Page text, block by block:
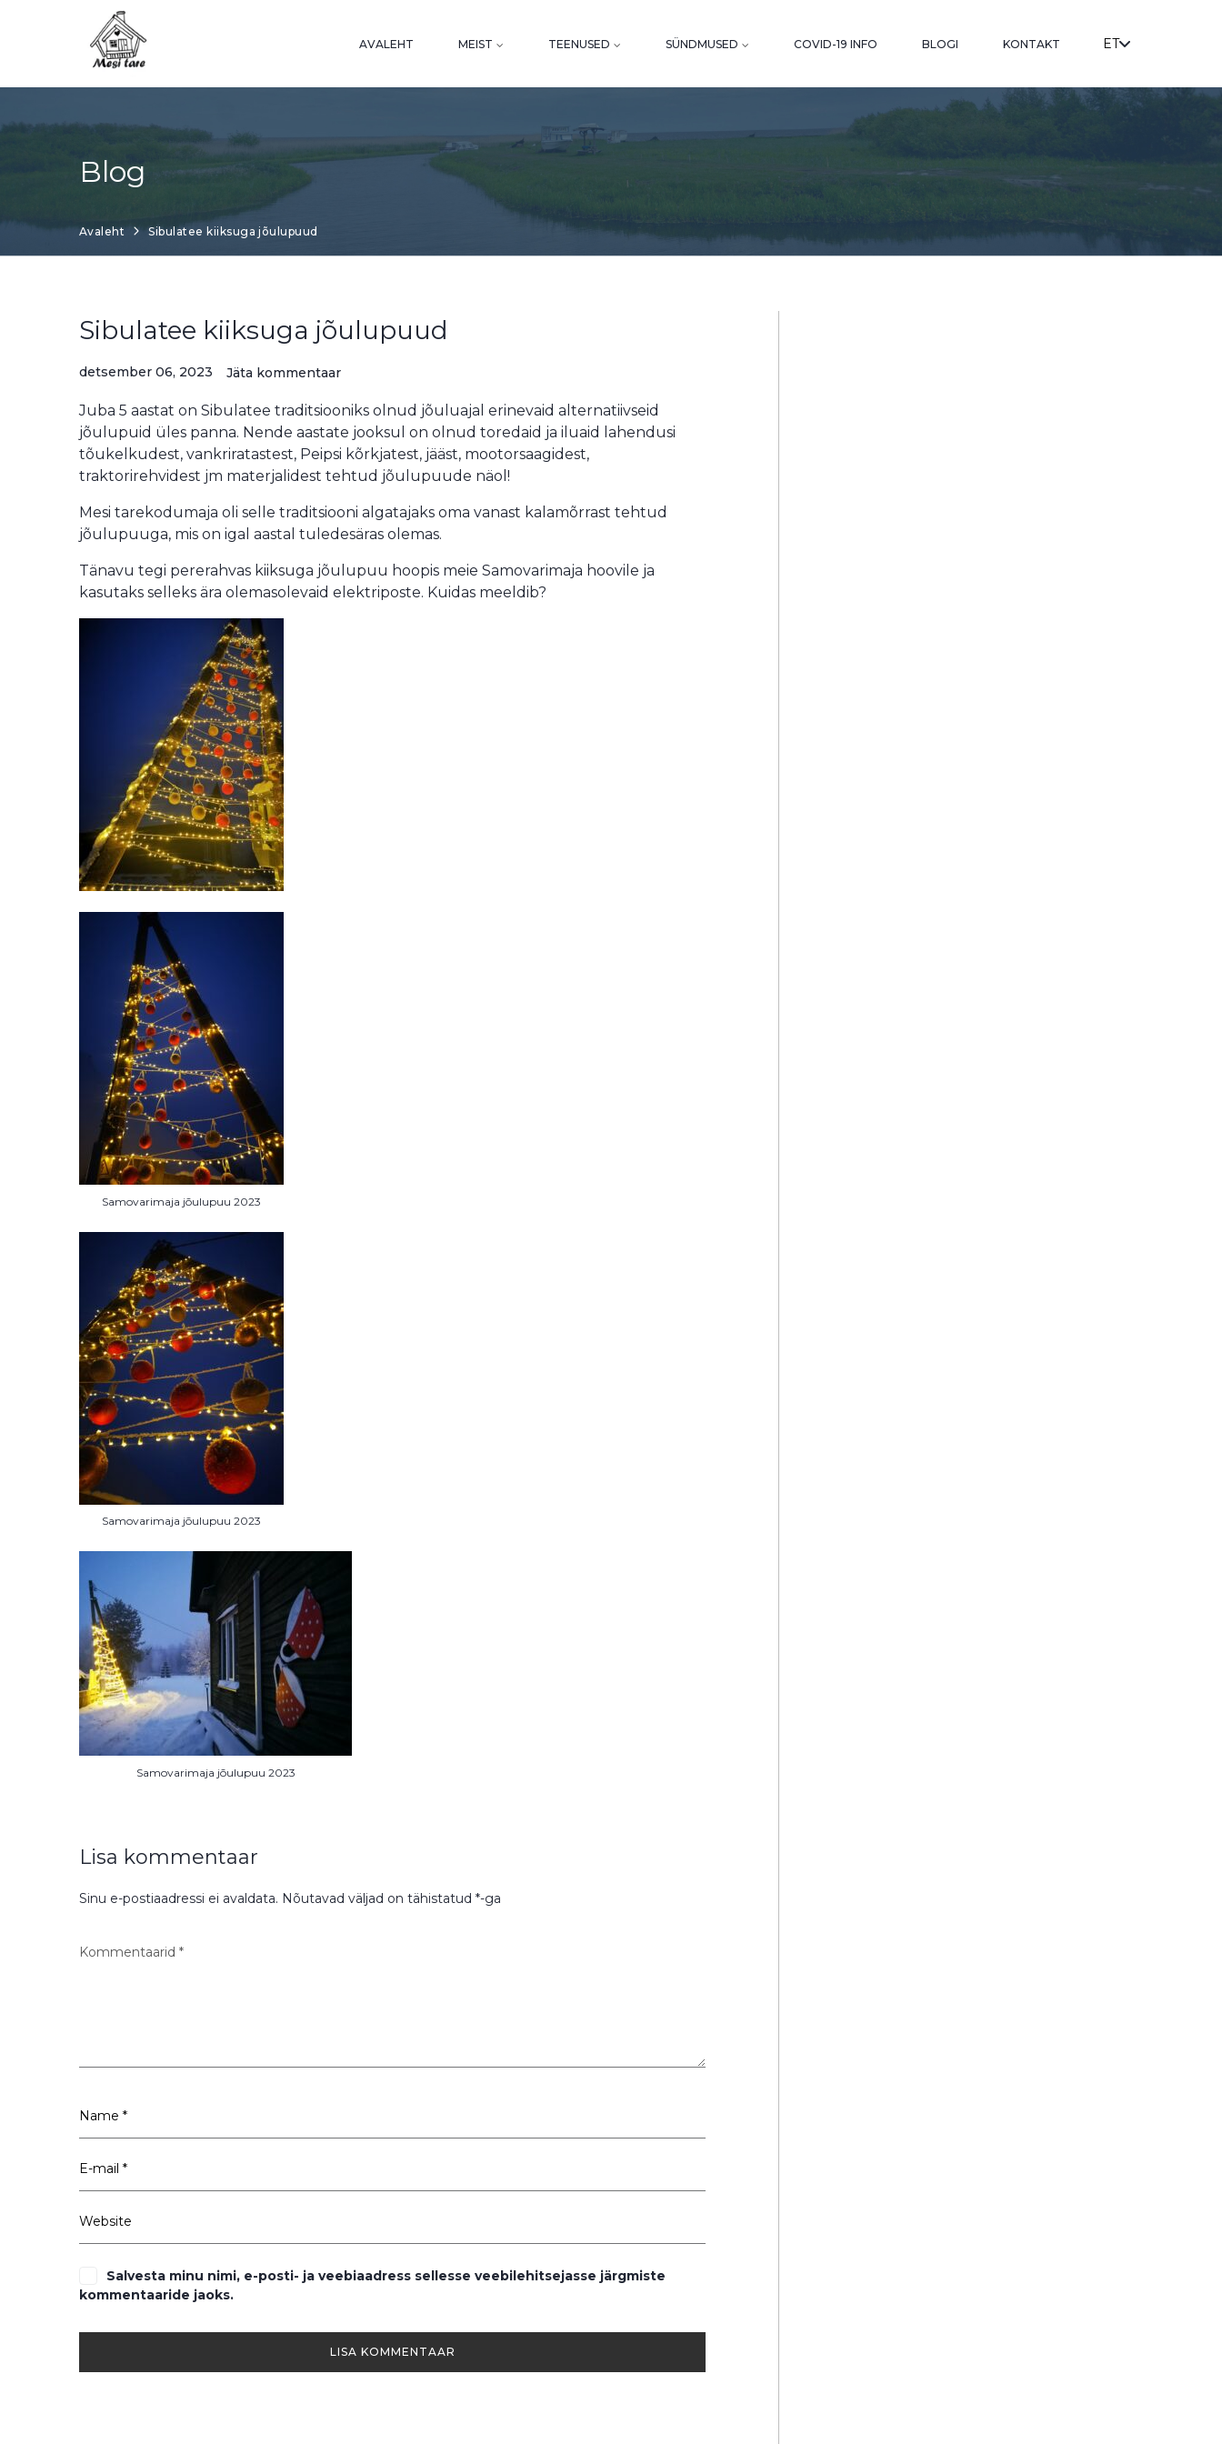
AVALEHT MEIST TEENUSED SÜNDMUSED COVID-19 INFO BLOGI KONTAKT ET
Blog
Avaleht Sibulatee kiiksuga jõulupuud
Sibulatee kiiksuga jõulupuud
detsember 06, 2023 Jäta kommentaar
Juba 5 aastat on Sibulatee traditsiooniks olnud jõuluajal erinevaid alternatiivseid
jõulupuid üles panna. Nende aastate jooksul on olnud toredaid ja iluaid lahendusi
tõukelkudest, vankriratastest, Peipsi kõrkjatest, jääst, mootorsaagidest,
traktorirehvidest jm materjalidest tehtud jõulupuude näol!
Mesi tarekodumaja oli selle traditsiooni algatajaks oma vanast kalamõrrast tehtud
jõulupuuga, mis on igal aastal tuledesäras olemas.
Tänavu tegi pererahvas kiiksuga jõulupuu hoopis meie Samovarimaja hoovile ja
kasutaks selleks ära olemasolevaid elektriposte. Kuidas meeldib?
Samovarimaja jõulupuu 2023
Samovarimaja jõulupuu 2023
Samovarimaja jõulupuu 2023
Lisa kommentaar
Sinu e-postiaadressi ei avaldata. Nõutavad väljad on tähistatud *-ga
Salvesta minu nimi, e-posti- ja veebiaadress sellesse veebilehitsejasse järgmiste
kommentaaride jaoks.